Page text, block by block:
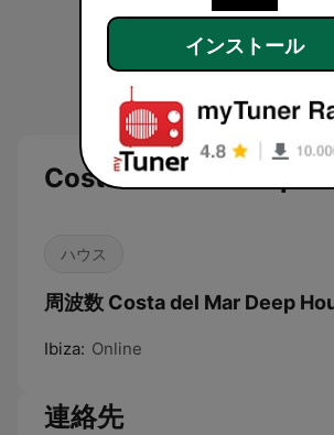
Costa del Mar Deep
ハウス
周波数 Costa del Mar Deep
Ibiza: Online
連絡先
インストール